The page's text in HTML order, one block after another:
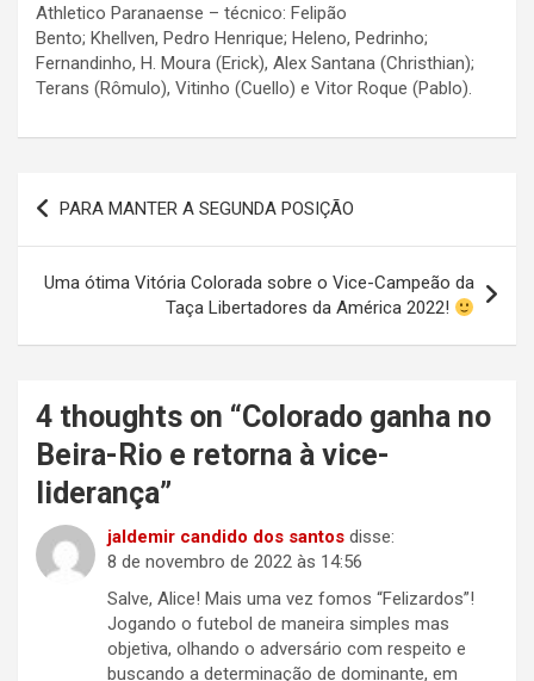
Athletico Paranaense – técnico: Felipão
Bento; Khellven, Pedro Henrique; Heleno, Pedrinho;
Fernandinho, H. Moura (Erick), Alex Santana (Christhian);
Terans (Rômulo), Vitinho (Cuello) e Vitor Roque (Pablo).
Navegação
de
Post
PARA MANTER A SEGUNDA POSIÇÃO
Uma ótima Vitória Colorada sobre o Vice-Campeão da
Taça Libertadores da América 2022!
4 thoughts on “Colorado ganha no
Beira-Rio e retorna à vice-
liderança”
jaldemir candido dos santos disse:
8 de novembro de 2022 às 14:56
Salve, Alice! Mais uma vez fomos “Felizardos”!
Jogando o futebol de maneira simples mas
objetiva, olhando o adversário com respeito e
buscando a determinação de dominante, em